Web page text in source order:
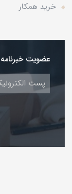
خرید همکار
عضویت خبرنامه